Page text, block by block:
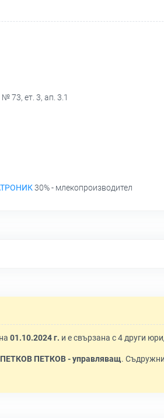
73, ет. 3, ап. 3.1
30% - млекопроизводител
01.10.2024 г. и е свързана с 4 други
ПЕТКОВ - управляващ.